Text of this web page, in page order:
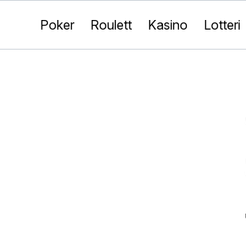
Poker Roulett Kasino Lotteri